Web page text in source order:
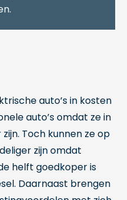
auto’s in kosten
auto’s omdat ze in
Toch kunnen ze op
zijn omdat
helft goedkoper is
Daarnaast brengen